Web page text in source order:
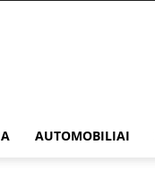
AUTOMOBILIAI